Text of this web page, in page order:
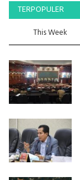
TERPOPULER
This Week